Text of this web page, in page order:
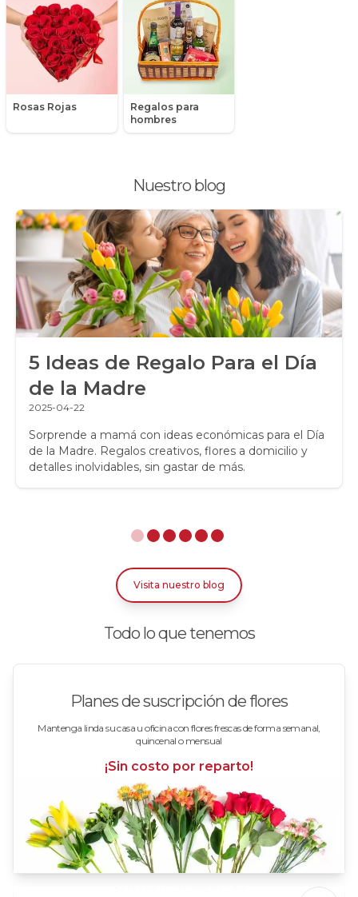
Rosas Rojas
Regalos para
hombres
Nuestro blog
5 Ideas de Regalo Para el Día
de la Madre
2025-04-22
Sorprende a mamá con ideas económicas para el Día
de la Madre. Regalos creativos, flores a domicilio y
detalles inolvidables, sin gastar de más.
Visita nuestro blog
Todo lo que tenemos
Planes de suscripción de flores
Mantenga linda su casa u oficina con flores frescas de forma semanal,
quincenal o mensual
¡Sin costo por reparto!
Nacimientos de niñas
Packs de productos
Peluches
Peonias
Promociones y Ofertas
Ramos de Flores
Ramos de Novia
Ramos de Rosas
Regalos a Domicilio
Regalos para Hombres
Regalos para niños
Rosas
Rosas Amarillas
Rosas Azules
Rosas Bicolor Blancas-Rojas
Rosas Blancas
Rosas Damasco
Rosas en floreros
Rosas Fucsia
Rosas Rojas
Rosas Rosadas